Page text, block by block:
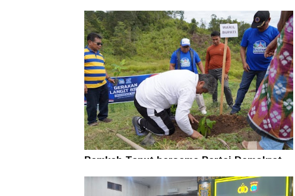
Pemkab Taput bersama Partai Demokrat
Alam